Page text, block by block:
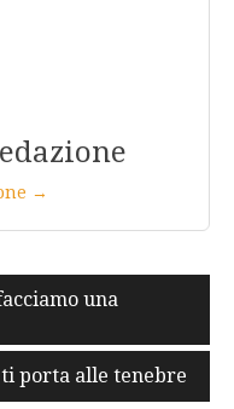
→
una
porta alle tenebre